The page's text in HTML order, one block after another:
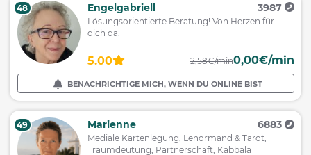
48 Engelgabriell 3987
Lösungsorientierte Beratung! Von Herzen für
dich da.
5.00 2,58€/min0,00€/min
BENACHRICHTIGE MICH, WENN DU ONLINE BIST
49 Marienne 6883
Mediale Kartenlegung, Lenormand & Tarot,
Traumdeutung, Partnerschaft, Kabbala